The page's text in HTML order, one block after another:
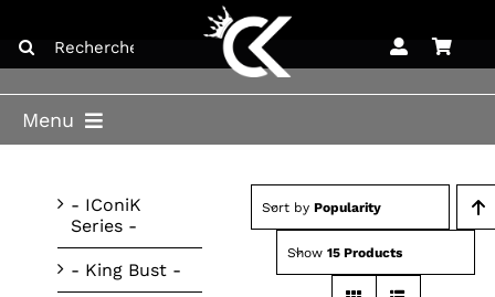
content
for:
Menu
BOUTIQUE
- IConiK
Series -
- King Bust -
Sort by Popularity
Show15 Products